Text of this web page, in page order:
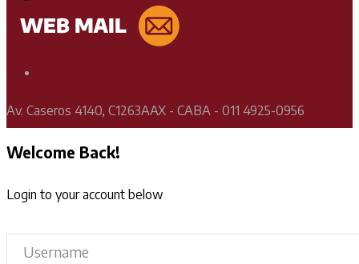
Av. Caseros 4140, C1263AAX - CABA - 011 4925-0956
Welcome Back!
Login to your account below